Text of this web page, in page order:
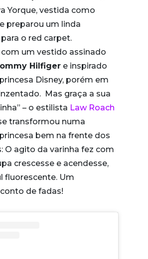
Yorque, vestida como
preparou um linda
o red carpet.
com um vestido assinado
Hilfiger e inspirado
Disney, porém em
Mas graça a sua
– o estilista Law Roach
transformou numa
bem na frente dos
O agito da varinha fez com
crescesse e acendesse,
fluorescente. Um
de fadas!